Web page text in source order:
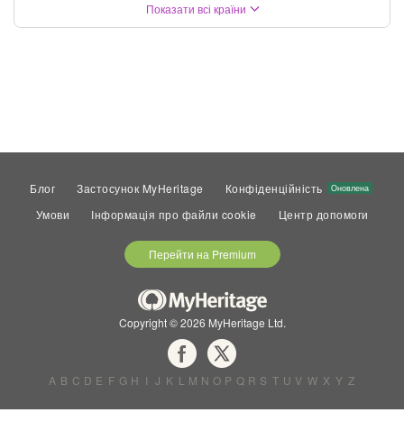
Показати всі країни
Блог Застосунок MyHeritage Конфіденційність Оновлена
Умови Інформація про файли cookie Центр допомоги
Перейти на Premium
Copyright © 2026 MyHeritage Ltd.
A B C D E F G H I J K L M N O P Q R S T U V W X Y Z